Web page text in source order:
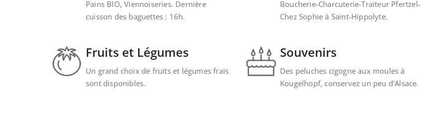
Pains BIO, Viennoiseries. Dernière
cuisson des baguettes : 16h.
Boucherie-Charcuterie-Traiteur Pfertzel-
Chez Sophie à Saint-Hippolyte.
Fruits et Légumes
Un grand choix de fruits et légumes frais
sont disponibles.
Souvenirs
Des peluches cigogne aux moules à
Kougelhopf, conservez un peu d'Alsace.